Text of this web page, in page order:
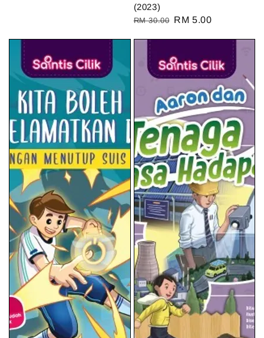
(2023)
Regular
RM 30.00 Sale
RM 5.00